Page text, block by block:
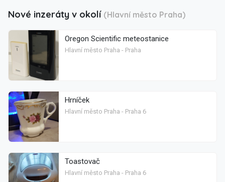
Nové inzeráty v okolí (Hlavní město Praha)
Oregon Scientific meteostanice
Hlavní město Praha - Praha
Hrníček
Hlavní město Praha - Praha 6
Toastovač
Hlavní město Praha - Praha 6